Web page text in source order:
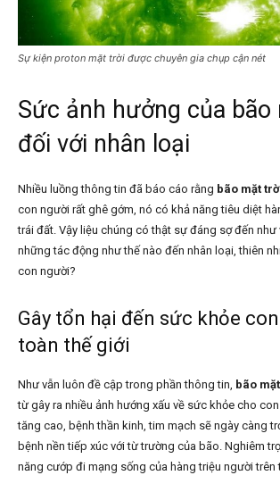
Sự kiện proton mặt trời được chuyên gia chụp cận nét
Sức ảnh hưởng của
đối với nhân loại
Nhiều luồng thông tin đã báo cáo rằng bão mặt
con người rất ghê gớm, nó có khả năng tiêu diệt
trái đất. Vậy liệu chúng có thật sự đáng sợ đến như
những tác động như thế nào đến nhân loại, thiên
con người?
Gây tổn hại đến sức khỏe
toàn thế giới
Như vẫn luôn đề cập trong phần thông tin, bão
từ gây ra nhiều ảnh hướng xấu về sức khỏe cho
tăng cao, bệnh thần kinh, tim mạch sẽ ngày càng
bệnh nền tiếp xúc với từ trường của bão. Nghiêm
năng cướp đi mạng sống của hàng triệu người trên